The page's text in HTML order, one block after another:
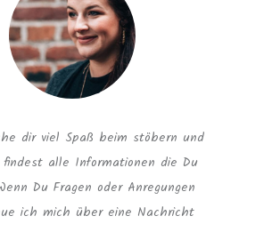
dir viel Spaß beim stöbern und
alle Informationen die Du
Du Fragen oder Anregungen
ich mich über eine Nachricht